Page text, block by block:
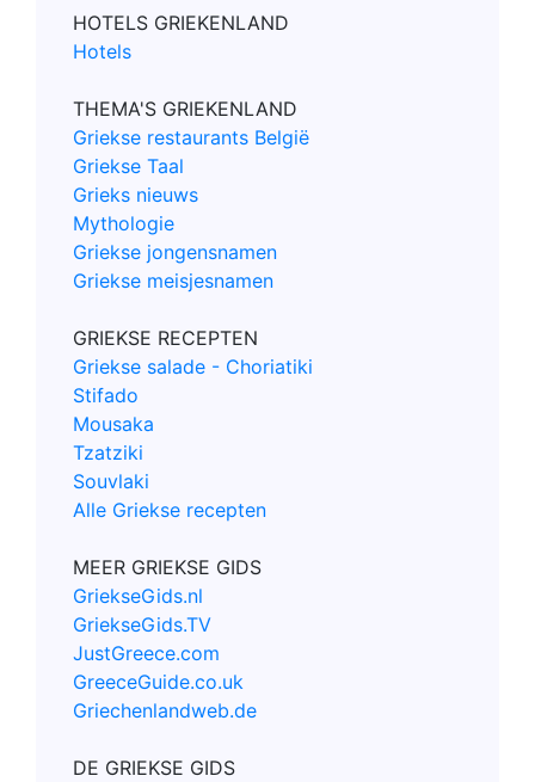
HOTELS GRIEKENLAND
Hotels
THEMA'S GRIEKENLAND
Griekse restaurants België
Griekse Taal
Grieks nieuws
Mythologie
Griekse jongensnamen
Griekse meisjesnamen
GRIEKSE RECEPTEN
Griekse salade - Choriatiki
Stifado
Mousaka
Tzatziki
Souvlaki
Alle Griekse recepten
MEER GRIEKSE GIDS
GriekseGids.nl
GriekseGids.TV
JustGreece.com
GreeceGuide.co.uk
Griechenlandweb.de
DE GRIEKSE GIDS